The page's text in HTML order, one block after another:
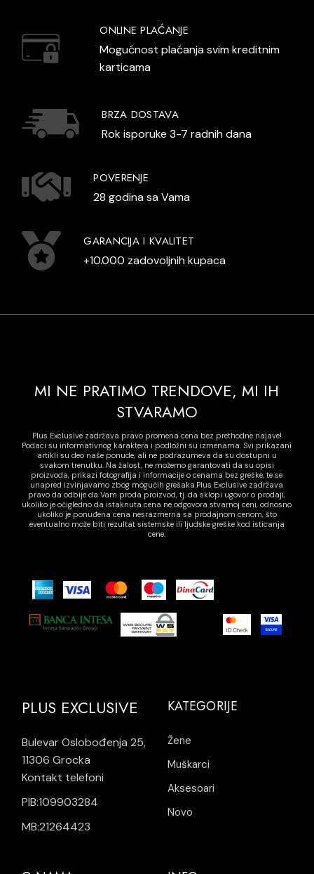
ONLINE PLAĆANJE
Mogućnost plaćanja svim kreditnim
karticama
BRZA DOSTAVA
Rok isporuke 3-7 radnih dana
POVERENJE
28 godina sa Vama
GARANCIJA I KVALITET
+10.000 zadovoljnih kupaca
MI NE PRATIMO TRENDOVE, MI IH
STVARAMO
Plus Exclusive zadržava pravo promena cena bez prethodne najave!
Podaci su informativnog karaktera i podložni su izmenama. Svi prikazani
artikli su deo naše ponude, ali ne podrazumeva da su dostupni u
svakom trenutku. Na žalost, ne možemo garantovati da su opisi
proizvoda, prikazi fotografija i informacije o cenama bez greške, te se
unapred izvinjavamo zbog mogućih grešaka.Plus Exclusive zadržava
pravo da odbije da Vam proda proizvod, tj. da sklopi ugovor o prodaji,
ukoliko je očigledno da istaknuta cena ne odgovora stvarnoj ceni, odnosno
ukoliko je ponuđena cena nesrazmerna sa prodajnom cenom, što
eventualno može biti rezultat sistemske ili ljudske greške kod isticanja
cene.
PLUS EXCLUSIVE
Bulevar Oslobođenja 25,
11306 Grocka
Kontakt telefoni
PIB:109903284
MB:21264423
KATEGORIJE
Žene
Muškarci
Aksesoari
Novo